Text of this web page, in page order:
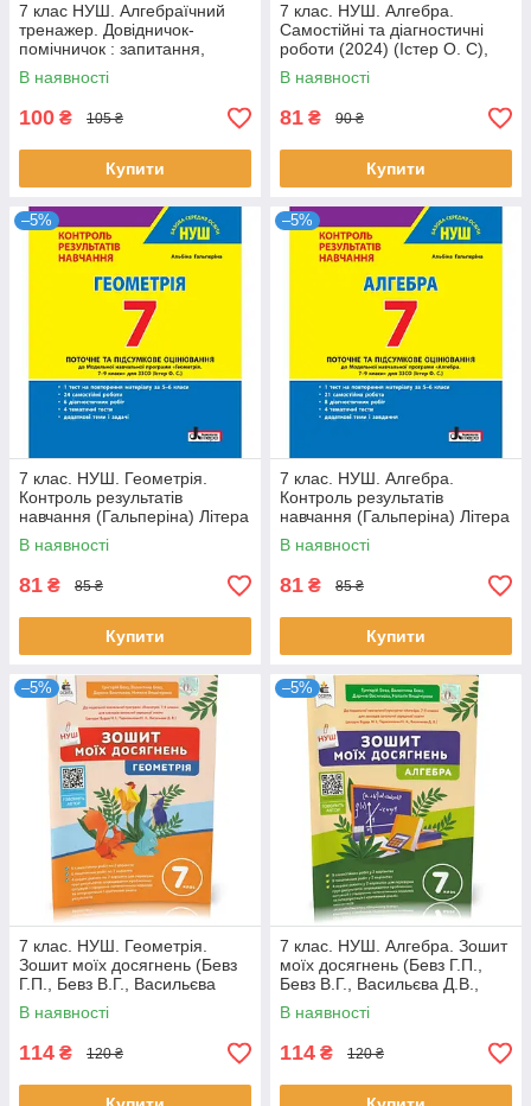
7 клас НУШ. Алгебраїчний
тренажер. Довідничок-
помічничок : запитання,
відповіді, зразки розв'язання
вправ
В наявності
100 ₴ 105 ₴
Купити
7 клас. НУШ. Алгебра.
Самостійні та діагностичні
роботи (2024) (Істер О. С),
Генеза
В наявності
81 ₴ 90 ₴
Купити
–5%
7 клас. НУШ. Геометрія.
Контроль результатів
навчання (Гальперіна) Літера
В наявності
81 ₴ 85 ₴
Купити
–5%
7 клас. НУШ. Алгебра.
Контроль результатів
навчання (Гальперіна) Літера
В наявності
81 ₴ 85 ₴
Купити
–5%
7 клас. НУШ. Геометрія.
Зошит моїх досягнень (Бевз
Г.П., Бевз В.Г., Васильєва
Д.В., Владімірова Н.Г.),
Освіта
В наявності
114 ₴ 120 ₴
–5%
7 клас. НУШ. Алгебра. Зошит
моїх досягнень (Бевз Г.П.,
Бевз В.Г., Васильєва Д.В.,
Владімірова Н.Г.), Освіта
В наявності
114 ₴ 120 ₴